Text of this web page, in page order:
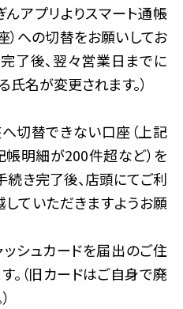
んアプリよりスマート通帳
）への切替をお願いしてお
完了後、翌々営業日までに
名が変更されます。）
切替できない口座（上記
明細が200件超など）を
続き完了後、店頭にてご利
ていただきますようお願
シュカードを届出のご住
。（旧カードはご自身で廃